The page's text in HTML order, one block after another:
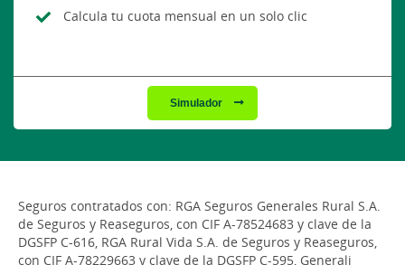
Calcula tu cuota mensual en un solo clic
Simulador
Seguros contratados con: RGA Seguros Generales Rural S.A.
de Seguros y Reaseguros, con CIF A-78524683 y clave de la
DGSFP C-616, RGA Rural Vida S.A. de Seguros y Reaseguros,
con CIF A-78229663 y clave de la DGSFP C-595, Generali